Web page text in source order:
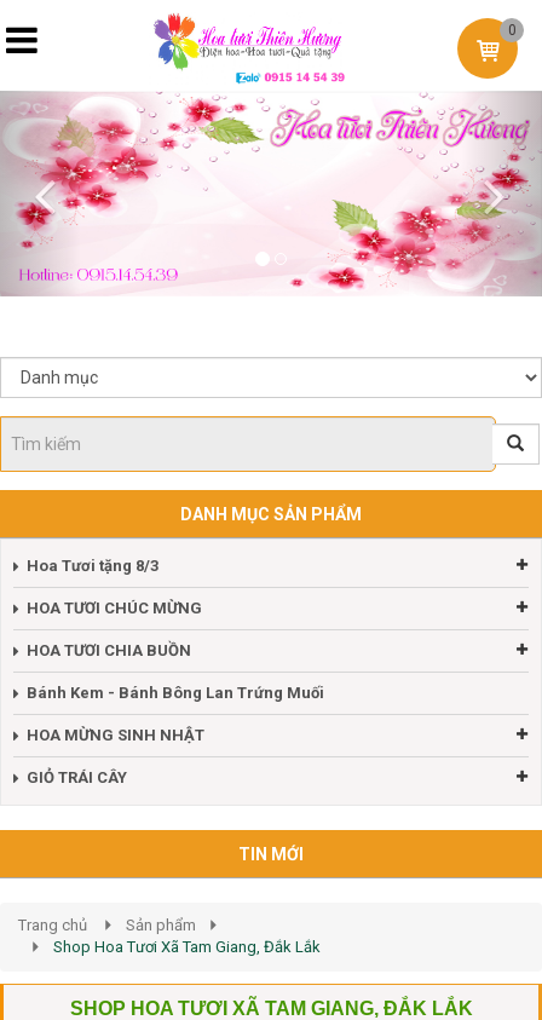
0
Previous
DANH MỤC SẢN PHẨM
Hoa Tươi tặng 8/3
HOA TƯƠI CHÚC MỪNG
HOA TƯƠI CHIA BUỒN
Bánh Kem - Bánh Bông Lan Trứng Muối
HOA MỪNG SINH NHẬT
GIỎ TRÁI CÂY
TIN MỚI
Trang chủ
Sản phẩm
Shop Hoa Tươi Xã Tam Giang, Đắk Lắk
SHOP HOA TƯƠI XÃ TAM GIANG, ĐẮK LẮK